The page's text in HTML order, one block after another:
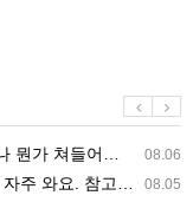
08.06
지 저걸 전쟁준비라고 하…
08.05
인할 때 출처 꼭 체크해요.…